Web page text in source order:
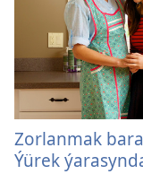
Zorlanmak
Ýürek